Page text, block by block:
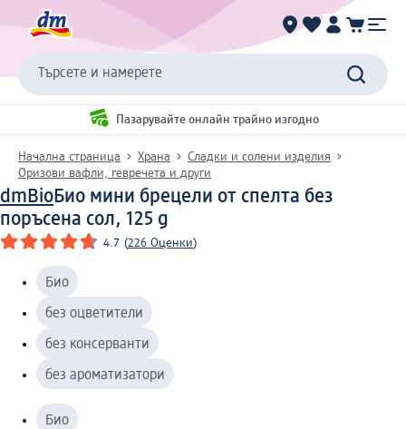
Търсете и намерете
Пазарувайте онлайн трайно изгодно
Начална страница Храна
Сладки и солени изделия
Оризови вафли, гевречета и други
dmBioБио мини брецели от спелта без
поръсена сол, 125 g
4.7 (226 Оценки)
Био
без оцветители
без консерванти
без ароматизатори
Био